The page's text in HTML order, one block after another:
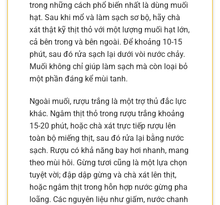
trong những cách phổ biến nhất là dùng muối
hạt. Sau khi mổ và làm sạch sơ bộ, hãy chà
xát thật kỹ thịt thỏ với một lượng muối hạt lớn,
cả bên trong và bên ngoài. Để khoảng 10-15
phút, sau đó rửa sạch lại dưới vòi nước chảy.
Muối không chỉ giúp làm sạch mà còn loại bỏ
một phần đáng kể mùi tanh.
Ngoài muối, rượu trắng là một trợ thủ đắc lực
khác. Ngâm thịt thỏ trong rượu trắng khoảng
15-20 phút, hoặc chà xát trực tiếp rượu lên
toàn bộ miếng thịt, sau đó rửa lại bằng nước
sạch. Rượu có khả năng bay hơi nhanh, mang
theo mùi hôi. Gừng tươi cũng là một lựa chọn
tuyệt vời; đập dập gừng và chà xát lên thịt,
hoặc ngâm thịt trong hỗn hợp nước gừng pha
loãng. Các nguyên liệu như giấm, nước chanh